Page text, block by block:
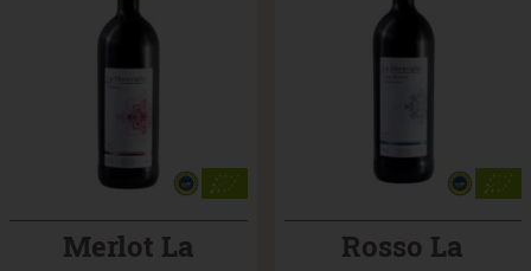
Merlot La
Rosso La